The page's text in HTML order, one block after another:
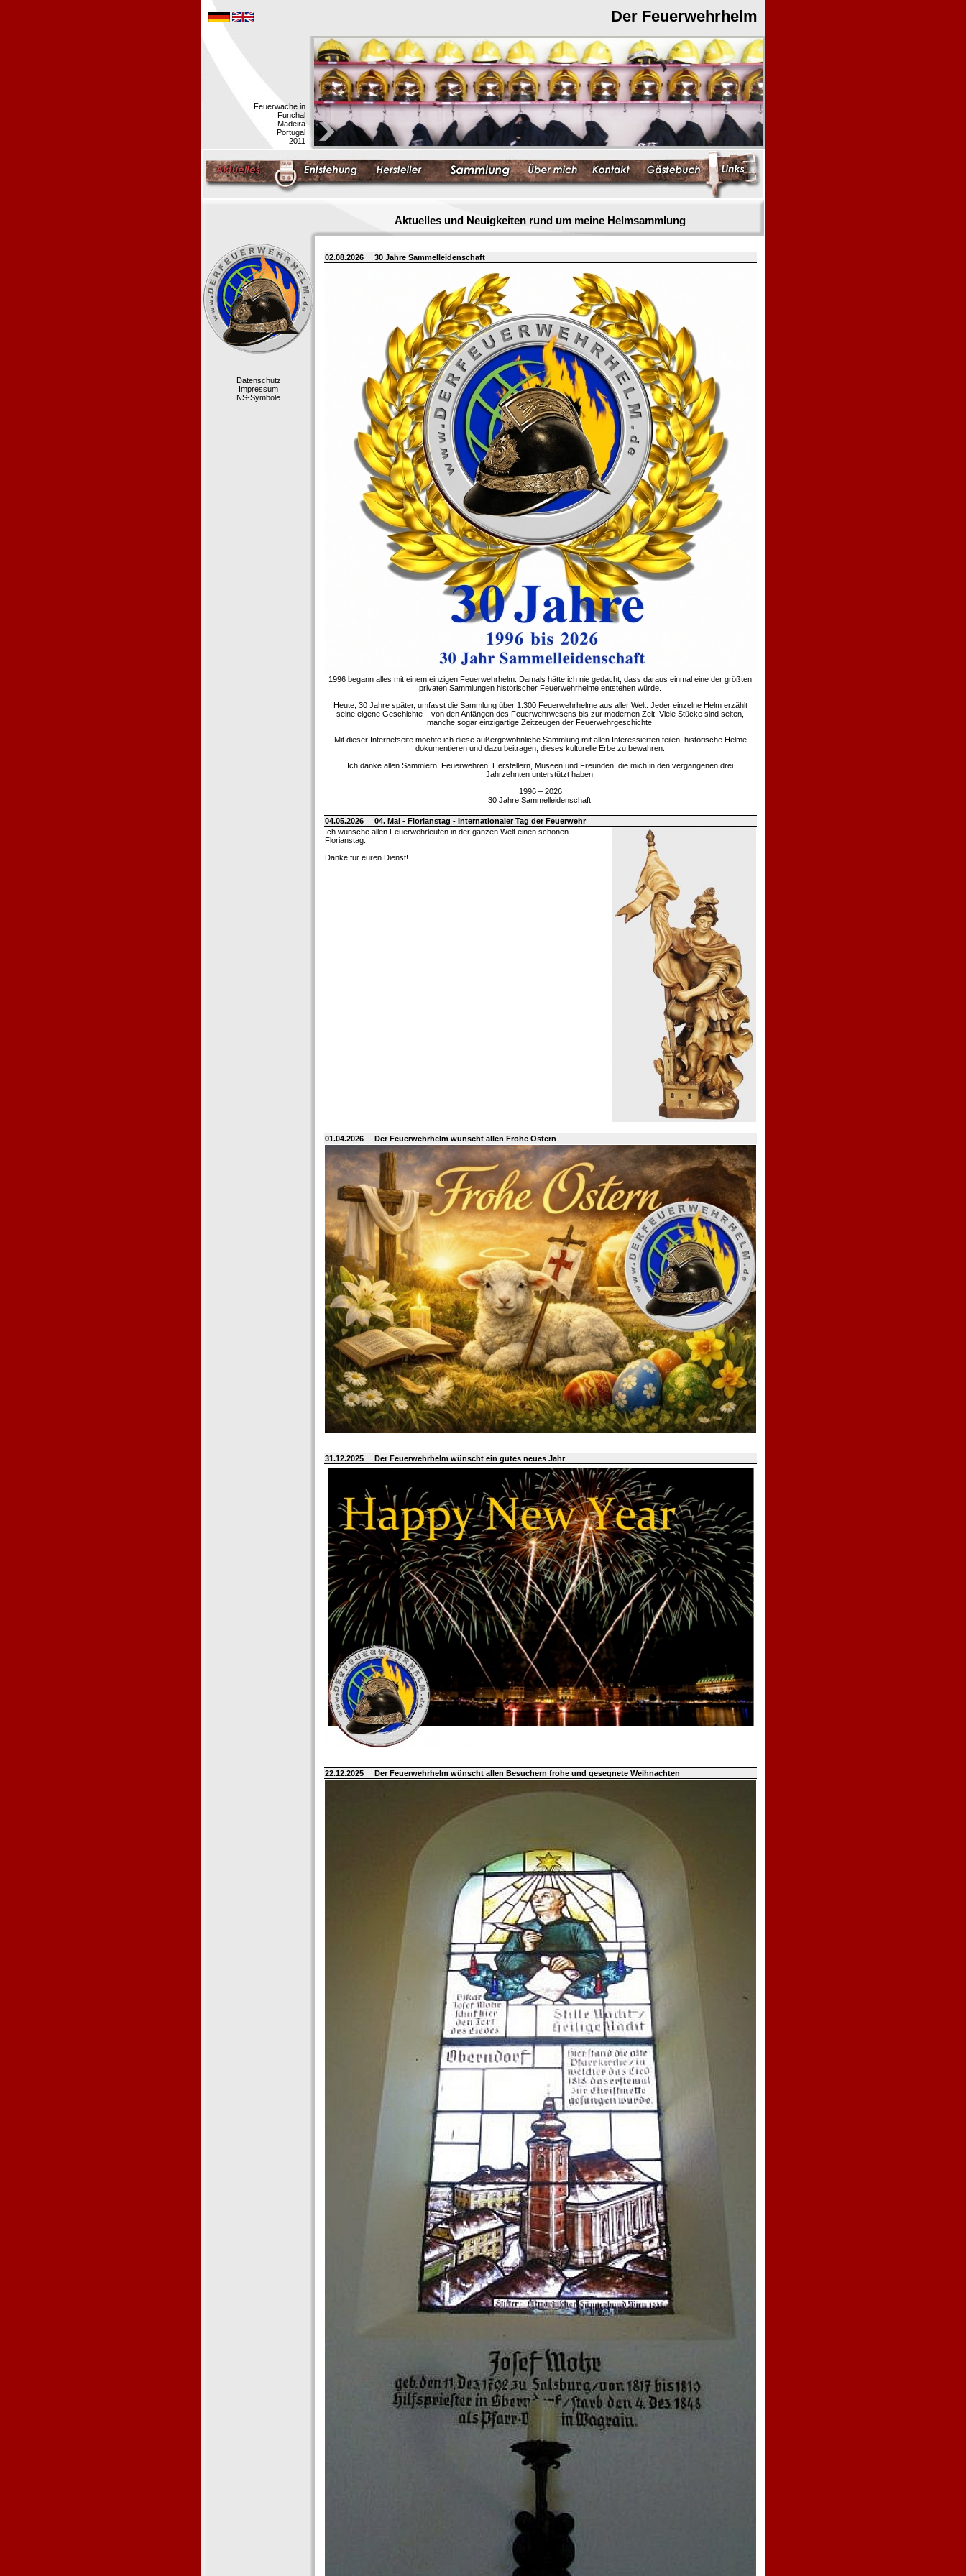
Der Feuerwehrhelm
Feuerwache in
Funchal
Madeira
Portugal
2011
Aktuelles und Neuigkeiten rund um meine Helmsammlung
Datenschutz
Impressum
NS-Symbole
02.08.2026 30 Jahre Sammelleidenschaft
1996 begann alles mit einem einzigen Feuerwehrhelm. Damals hätte ich nie gedacht, dass daraus einmal eine der größten
privaten Sammlungen historischer Feuerwehrhelme entstehen würde.
Heute, 30 Jahre später, umfasst die Sammlung über 1.300 Feuerwehrhelme aus aller Welt. Jeder einzelne Helm erzählt
seine eigene Geschichte – von den Anfängen des Feuerwehrwesens bis zur modernen Zeit. Viele Stücke sind selten,
manche sogar einzigartige Zeitzeugen der Feuerwehrgeschichte.
Mit dieser Internetseite möchte ich diese außergewöhnliche Sammlung mit allen Interessierten teilen, historische Helme
dokumentieren und dazu beitragen, dieses kulturelle Erbe zu bewahren.
Ich danke allen Sammlern, Feuerwehren, Herstellern, Museen und Freunden, die mich in den vergangenen drei
Jahrzehnten unterstützt haben.
1996 – 2026
30 Jahre Sammelleidenschaft
04.05.2026
04. Mai - Florianstag - Internationaler Tag der Feuerwehr
Ich wünsche allen Feuerwehrleuten in der ganzen Welt einen schönen
Florianstag.
Danke für euren Dienst!
01.04.2026 Der Feuerwehrhelm wünscht allen Frohe Ostern
31.12.2025 Der Feuerwehrhelm wünscht ein gutes neues Jahr
22.12.2025 Der Feuerwehrhelm wünscht allen Besuchern frohe und gesegnete Weihnachten